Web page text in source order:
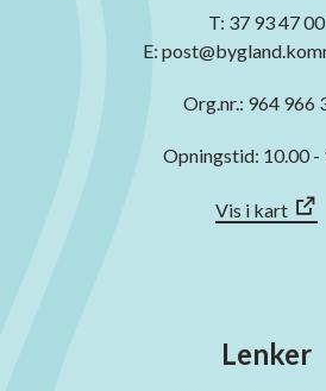
T: 37 93 47 00
E:
Org.nr.: 964 966
Opningstid: 10.00 -
Vis i kart
Lenker